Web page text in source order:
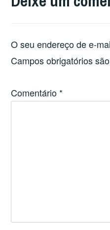
O seu endereço de e-
Campos obrigatórios
Comentário *